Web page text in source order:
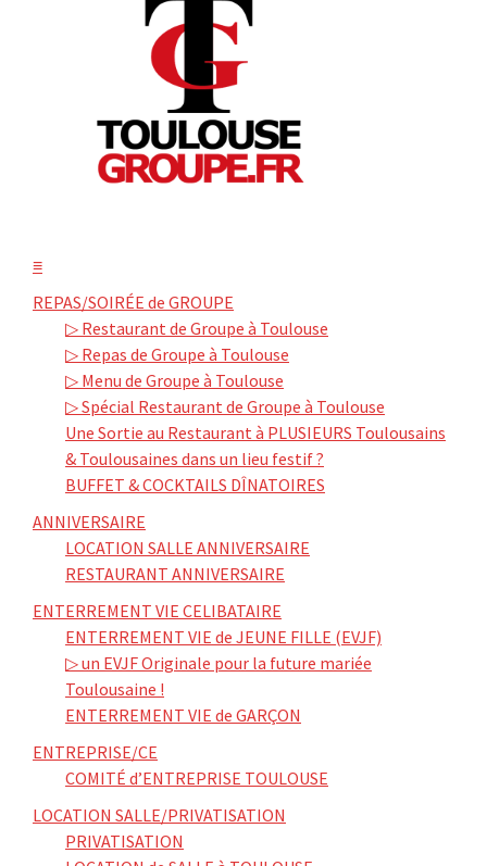
≡
REPAS/SOIRÉE de GROUPE
▷ Restaurant de Groupe à Toulouse
▷ Repas de Groupe à Toulouse
▷ Menu de Groupe à Toulouse
▷ Spécial Restaurant de Groupe à Toulouse
Une Sortie au Restaurant à PLUSIEURS Toulousains
& Toulousaines dans un lieu festif ?
BUFFET & COCKTAILS DÎNATOIRES
ANNIVERSAIRE
LOCATION SALLE ANNIVERSAIRE
RESTAURANT ANNIVERSAIRE
ENTERREMENT VIE CELIBATAIRE
ENTERREMENT VIE de JEUNE FILLE (EVJF)
▷ un EVJF Originale pour la future mariée
Toulousaine !
ENTERREMENT VIE de GARÇON
ENTREPRISE/CE
COMITÉ d’ENTREPRISE TOULOUSE
LOCATION SALLE/PRIVATISATION
PRIVATISATION